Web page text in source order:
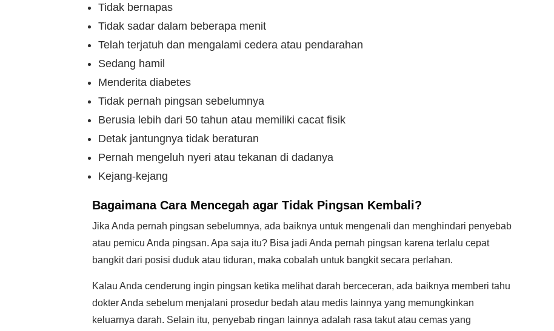
Tidak bernapas
Tidak sadar dalam beberapa menit
Telah terjatuh dan mengalami cedera atau pendarahan
Sedang hamil
Menderita diabetes
Tidak pernah pingsan sebelumnya
Berusia lebih dari 50 tahun atau memiliki cacat fisik
Detak jantungnya tidak beraturan
Pernah mengeluh nyeri atau tekanan di dadanya
Kejang-kejang
Bagaimana Cara Mencegah agar Tidak Pingsan Kembali?
Jika Anda pernah pingsan sebelumnya, ada baiknya untuk mengenali dan menghindari penyebab
atau pemicu Anda pingsan. Apa saja itu? Bisa jadi Anda pernah pingsan karena terlalu cepat
bangkit dari posisi duduk atau tiduran, maka cobalah untuk bangkit secara perlahan.
Kalau Anda cenderung ingin pingsan ketika melihat darah berceceran, ada baiknya memberi tahu
dokter Anda sebelum menjalani prosedur bedah atau medis lainnya yang memungkinkan
keluarnya darah. Selain itu, penyebab ringan lainnya adalah rasa takut atau cemas yang